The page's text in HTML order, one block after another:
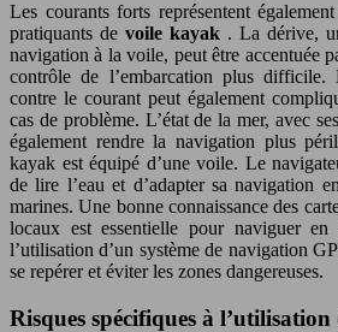
Les courants forts représentent
pratiquants de voile kayak . La dérive,
navigation à la voile, peut être accentuée
contrôle de l’embarcation plus
contre le courant peut également
cas de problème. L’état de la mer, avec
également rendre la navigation plus
kayak est équipé d’une voile. Le
de lire l’eau et d’adapter sa navigation
marines. Une bonne connaissance des
locaux est essentielle pour naviguer
l’utilisation d’un système de navigation
se repérer et éviter les zones dangereuses.
Risques spécifiques à